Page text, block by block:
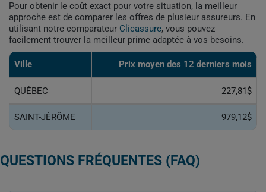
Pour obtenir le coût exact pour votre situation, la meilleur
approche est de comparer les offres de plusieur assureurs. En
utilisant notre comparateur Clicassure, vous pouvez
facilement trouver la meilleur prime adaptée à vos besoins.
Ville Prix ​​moyen des 12 derniers mois
QUÉBEC 227,81$
SAINT-JÉRÔME 979,12$
QUESTIONS FRÉQUENTES (FAQ)